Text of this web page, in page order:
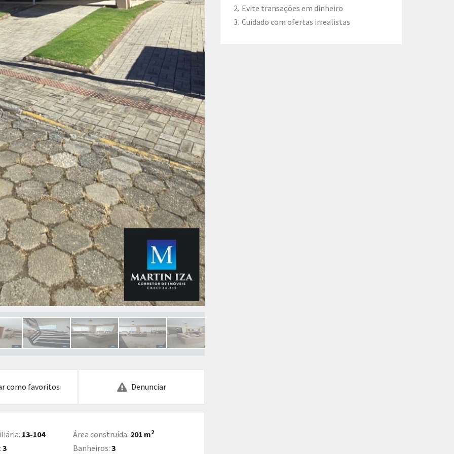
Evite transações em dinheiro
Cuidado com ofertas irrealistas
Endereço de chegada: